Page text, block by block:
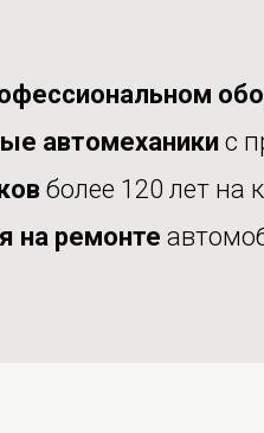
автомеханики с
более 120 лет на
на ремонте